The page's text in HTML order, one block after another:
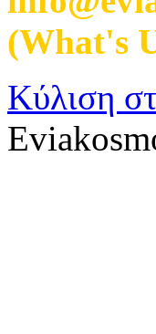
(What's
Κύλιση